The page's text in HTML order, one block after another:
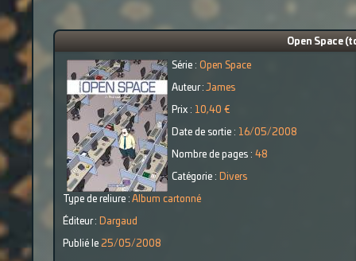
Open Space
Série : Open Space
Auteur : James
Prix : 10,40 €
Date de sortie : 16/05/2008
Nombre de pages : 48
Catégorie : Divers
Type de reliure : Album cartonné
Éditeur : Dargaud
Publié le 25/05/2008